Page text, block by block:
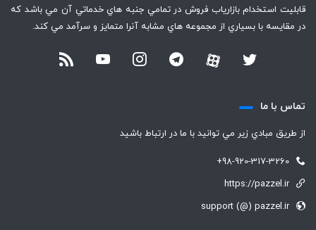
قابليت استخدام بازارياب فروش در تمامي جنبه هاي خدماتي آن مي باشد كه
در مقايسه با بسياري از مجموعه هاي مشابه آنرا متمايز و سرآمد مي كند.
تماس با ما
از طريق مبادي زير مي توانيد با ما در ارتباط باشيد
+98-920-317-3260
https://pazzel.ir
support (@) pazzel.ir